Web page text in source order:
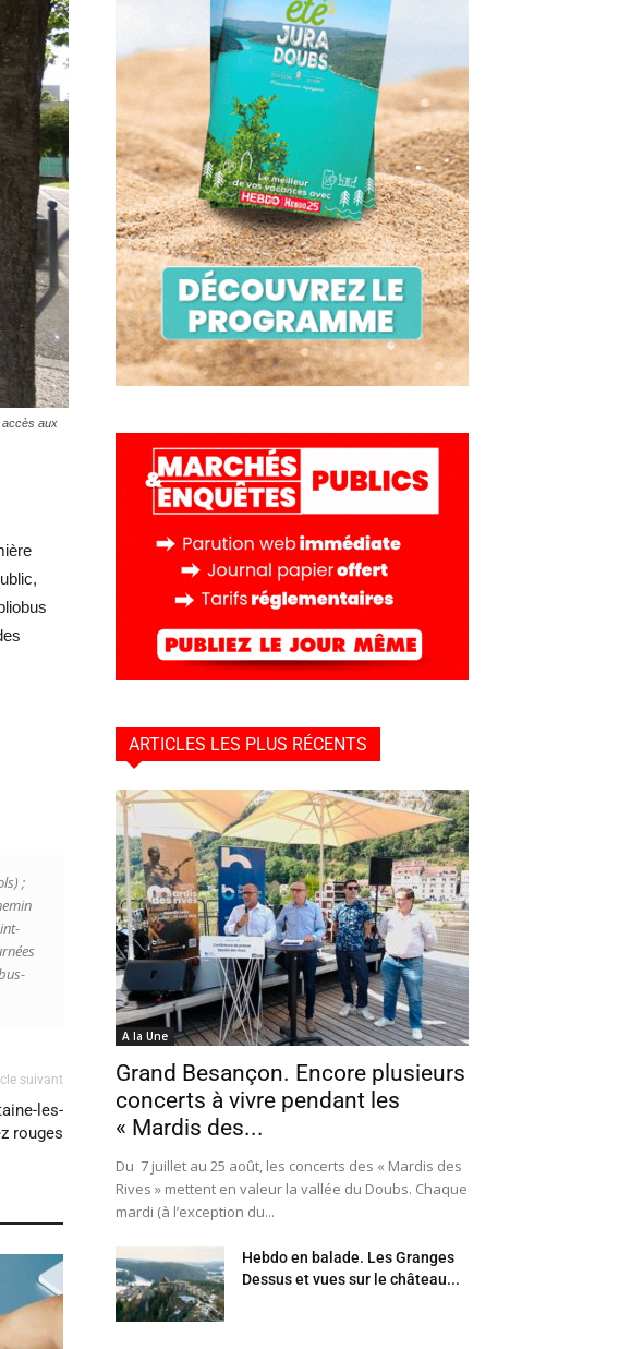
accès aux
;
suivant
les-
rouges
ARTICLES LES PLUS RÉCENTS
A la Une
Grand Besançon. Encore plusieurs
concerts à vivre pendant les
« Mardis des...
Du 7 juillet au 25 août, les concerts des « Mardis des
Rives » mettent en valeur la vallée du Doubs. Chaque
mardi (à l’exception du...
Hebdo en balade. Les Granges
Dessus et vues sur le château...